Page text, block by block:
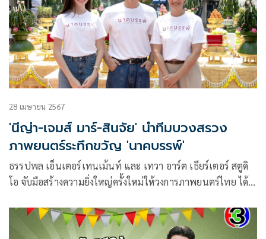
28 เมษายน 2567
'นีญ่า-เจมส์ มาร์-สินจัย' นำทีมบวงสรวง
ภาพยนตร์ระทึกขวัญ 'นาคบรรพ์'
ธรรปพล เอ็นเตอร์เทนเม้นท์ และ เทวา อาร์ต เธียร์เตอร์ สตูดิ
โอ จับมือสร้างความยิ่งใหญ่ครั้งใหม่ให้วงการภาพยนตร์ไทย ได้
ออกเสียงว่า นาก-คะ-บัน) ภาพยนตร์ระทึกขวัญฟอร์มยักษ์แห่งปี
กับครั้งแรกของการถ่ายทอดตำนาน “พญานาคราชแห่งภาค